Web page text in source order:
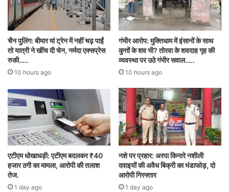
एक अवसर मुझे देवे मैं आप लोगो के बीच से ही आप लोगो के
दुख दर्द को जानती समझती हूं, बिलासपुर का सुदृढ़ विकास
कैसे होगा इसकी चिंता मुझे है। मैं निगम के द्वारा
बिजली,सड़क,पानी आदि आदि की व्यवस्था तो करूँगी ही
कोशिश करूँगी। नगर निगम के कर्मचारियों को समय पर
वेतन भुगतान,उनका नियमितीकरण,स्थायीकरण के साथ
तमाम मुद्दों को पूर्ण करूँगी
चैन पुलिंग: बीमार मां ट्रेन में नहीं चढ़ पाईं
तो यात्री ने खींच दी चेन, नर्मदा एक्सप्रेस
रुकी…..
10 hours ago
गंभीर आरोप: मुक्तिधाम में इंसानों के साथ
कुत्तों के शव भी? तोरवा के शवदाह गृह की
व्यवस्था पर उठे गंभीर सवाल…..
10 hours ago
एटीएम धोखाधड़ी: एटीएम बदलकर ₹40
हजार ठगी का मामला, आरोपी की तलाश
तेज.
1 day ago
नशे पर प्रहार: अरपा किनारे नशीली
दवाइयों की अवैध बिक्री का भंडाफोड़, दो
आरोपी गिरफ्तार
1 day ago